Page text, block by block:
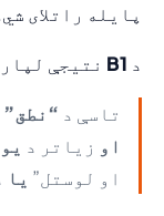
پایله راتلای
د B1 نتیجې
تاسې د “نطق”
او زیاتر د
او لوستل” یا